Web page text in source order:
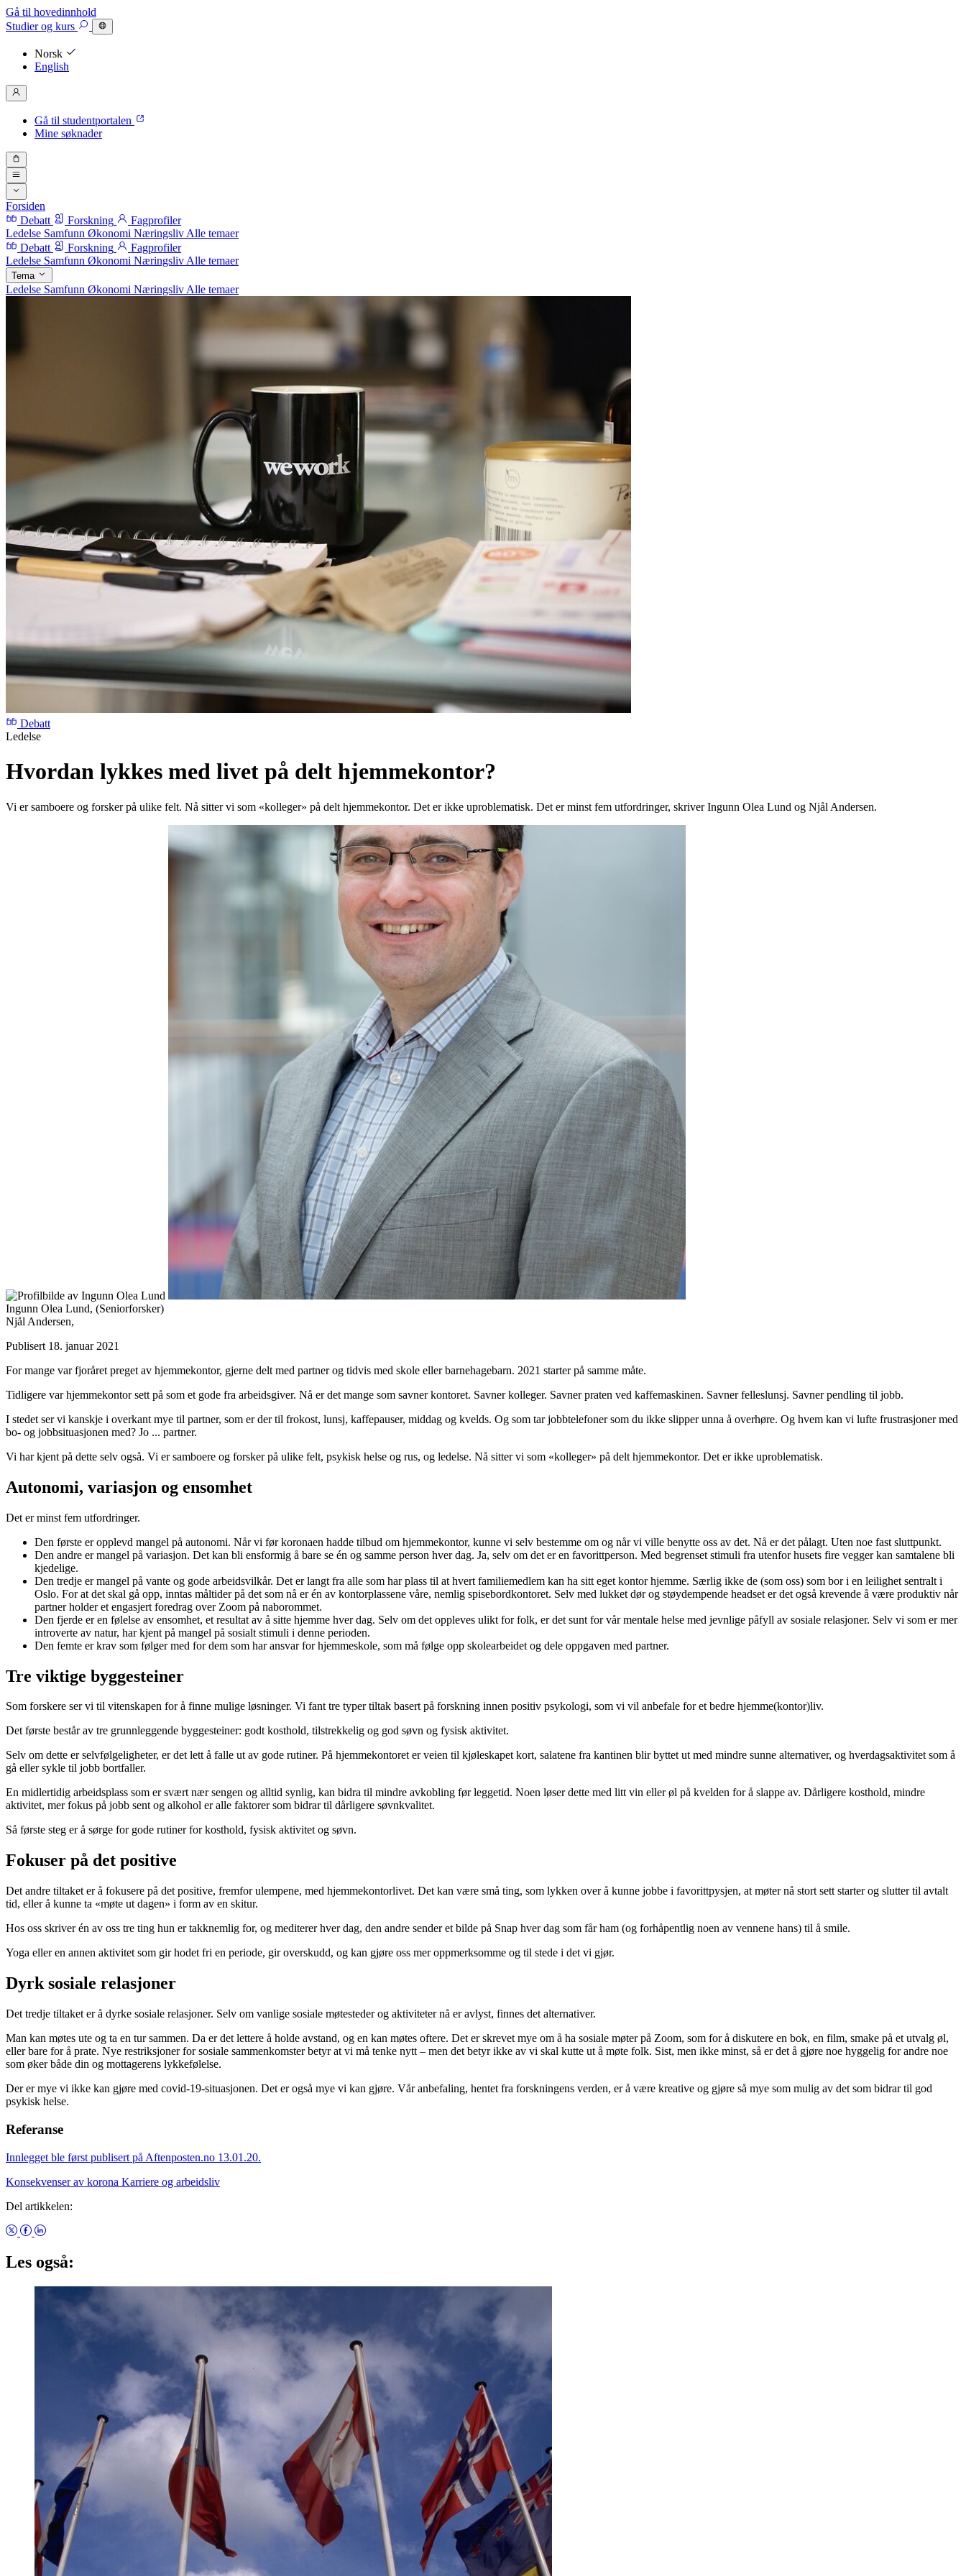
Gå til hovedinnhold
Studierog kurs
Norsk
English
Gå til studentportalen
Mine søknader
Forsiden
Debatt
Forskning
Fagprofiler
Ledelse Samfunn Økonomi Næringsliv Alle temaer
Debatt
Forskning
Fagprofiler
Ledelse Samfunn Økonomi Næringsliv Alle temaer
Tema
Ledelse Samfunn Økonomi Næringsliv Alle temaer
Debatt
Ledelse
Hvordan lykkes med livet på delt hjemmekontor?
Vi er samboere og forsker på ulike felt. Nå sitter vi som «kolleger» på delt hjemmekontor. Det er ikke uproblematisk. Det er minst fem utfordringer, skriver Ingunn Olea Lund og Njål Andersen.
Ingunn Olea Lund, (Seniorforsker)
Njål Andersen,
Publisert 18. januar 2021
For mange var fjoråret preget av hjemmekontor, gjerne delt med partner og tidvis med skole eller barnehagebarn. 2021 starter på samme måte.
Tidligere var hjemmekontor sett på som et gode fra arbeidsgiver. Nå er det mange som savner kontoret. Savner kolleger. Savner praten ved kaffemaskinen. Savner felleslunsj. Savner pendling til jobb.
I stedet ser vi kanskje i overkant mye til partner, som er der til frokost, lunsj, kaffepauser, middag og kvelds. Og som tar jobbtelefoner som du ikke slipper unna å overhøre. Og hvem kan vi lufte frustrasjoner med
bo- og jobbsituasjonen med? Jo ... partner.
Vi har kjent på dette selv også. Vi er samboere og forsker på ulike felt, psykisk helse og rus, og ledelse. Nå sitter vi som «kolleger» på delt hjemmekontor. Det er ikke uproblematisk.
Autonomi, variasjon og ensomhet
Det er minst fem utfordringer.
Den første er opplevd mangel på autonomi. Når vi før koronaen hadde tilbud om hjemmekontor, kunne vi selv bestemme om og når vi ville benytte oss av det. Nå er det pålagt. Uten noe fast sluttpunkt.
Den andre er mangel på variasjon. Det kan bli ensformig å bare se én og samme person hver dag. Ja, selv om det er en favorittperson. Med begrenset stimuli fra utenfor husets fire vegger kan samtalene bli
kjedelige.
Den tredje er mangel på vante og gode arbeidsvilkår. Det er langt fra alle som har plass til at hvert familiemedlem kan ha sitt eget kontor hjemme. Særlig ikke de (som oss) som bor i en leilighet sentralt i
Oslo. For at det skal gå opp, inntas måltider på det som nå er én av kontorplassene våre, nemlig spisebordkontoret. Selv med lukket dør og støydempende headset er det også krevende å være produktiv når
partner holder et engasjert foredrag over Zoom på naborommet.
Den fjerde er en følelse av ensomhet, et resultat av å sitte hjemme hver dag. Selv om det oppleves ulikt for folk, er det sunt for vår mentale helse med jevnlige påfyll av sosiale relasjoner. Selv vi som er mer
introverte av natur, har kjent på mangel på sosialt stimuli i denne perioden.
Den femte er krav som følger med for dem som har ansvar for hjemmeskole, som må følge opp skolearbeidet og dele oppgaven med partner.
Tre viktige byggesteiner
Som forskere ser vi til vitenskapen for å finne mulige løsninger. Vi fant tre typer tiltak basert på forskning innen positiv psykologi, som vi vil anbefale for et bedre hjemme(kontor)liv.
Det første består av tre grunnleggende byggesteiner: godt kosthold, tilstrekkelig og god søvn og fysisk aktivitet.
Selv om dette er selvfølgeligheter, er det lett å falle ut av gode rutiner. På hjemmekontoret er veien til kjøleskapet kort, salatene fra kantinen blir byttet ut med mindre sunne alternativer, og hverdagsaktivitet som å
gå eller sykle til jobb bortfaller.
En midlertidig arbeidsplass som er svært nær sengen og alltid synlig, kan bidra til mindre avkobling før leggetid. Noen løser dette med litt vin eller øl på kvelden for å slappe av. Dårligere kosthold, mindre
aktivitet, mer fokus på jobb sent og alkohol er alle faktorer som bidrar til dårligere søvnkvalitet.
Så første steg er å sørge for gode rutiner for kosthold, fysisk aktivitet og søvn.
Fokuser på det positive
Det andre tiltaket er å fokusere på det positive, fremfor ulempene, med hjemmekontorlivet. Det kan være små ting, som lykken over å kunne jobbe i favorittpysjen, at møter nå stort sett starter og slutter til avtalt
tid, eller å kunne ta «møte ut dagen» i form av en skitur.
Hos oss skriver én av oss tre ting hun er takknemlig for, og mediterer hver dag, den andre sender et bilde på Snap hver dag som får ham (og forhåpentlig noen av vennene hans) til å smile.
Yoga eller en annen aktivitet som gir hodet fri en periode, gir overskudd, og kan gjøre oss mer oppmerksomme og til stede i det vi gjør.
Dyrk sosiale relasjoner
Det tredje tiltaket er å dyrke sosiale relasjoner. Selv om vanlige sosiale møtesteder og aktiviteter nå er avlyst, finnes det alternativer.
Man kan møtes ute og ta en tur sammen. Da er det lettere å holde avstand, og en kan møtes oftere. Det er skrevet mye om å ha sosiale møter på Zoom, som for å diskutere en bok, en film, smake på et utvalg øl,
eller bare for å prate. Nye restriksjoner for sosiale sammenkomster betyr at vi må tenke nytt – men det betyr ikke av vi skal kutte ut å møte folk. Sist, men ikke minst, så er det å gjøre noe hyggelig for andre noe
som øker både din og mottagerens lykkefølelse.
Der er mye vi ikke kan gjøre med covid-19-situasjonen. Det er også mye vi kan gjøre. Vår anbefaling, hentet fra forskningens verden, er å være kreative og gjøre så mye som mulig av det som bidrar til god
psykisk helse.
Referanse
Innlegget ble først publisert på Aftenposten.no 13.01.20.
Konsekvenser av korona Karriere og arbeidsliv
Del artikkelen:
Les også: